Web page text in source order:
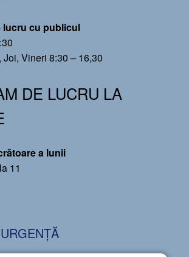
lucru cu publicul
Joi, Vineri 8:30 – 16,30
DE LUCRU LA
a lunii
11